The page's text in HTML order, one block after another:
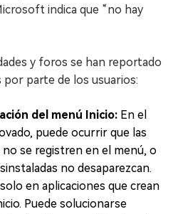
indica que “no hay
y foros se han reportado
por parte de los usuarios:
del menú Inicio: En el
puede ocurrir que las
no se registren en el menú, o
no desaparezcan.
en aplicaciones que crean
Puede solucionarse